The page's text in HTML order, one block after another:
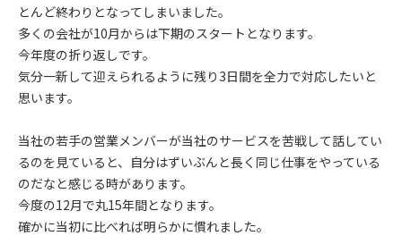
とんど終わりとなってしまいました。
多くの会社が10月からは下期のスタートとなります。
今年度の折り返しです。
気分一新して迎えられるように残り3日間を全力で対応したいと
思います。
当社の若手の営業メンバーが当社のサービスを苦戦して話してい
るのを見ていると、自分はずいぶんと長く同じ仕事をやっている
のだなと感じる時があります。
今度の12月で丸15年間となります。
確かに当初に比べれば明らかに慣れました。